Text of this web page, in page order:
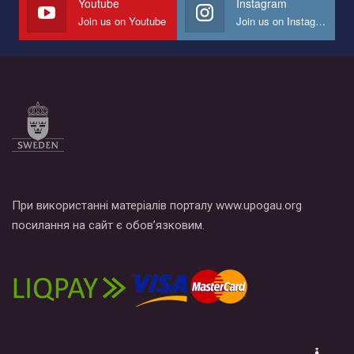
Все, что вам нужно сделать - это зайти на наш канал YouTube
по этой ссылке и поставить лайк под видео.
Join us on Youtube Join us on Instagram
При використанні матеріалів порталу www.upogau.org
посилання на сайт є обов’язковим.